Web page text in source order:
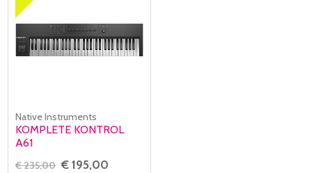
Native Instruments
KOMPLETE KONTROL
A61
€ 235,00 € 195,00